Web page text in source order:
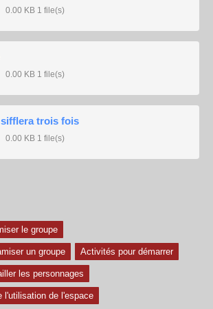
0.00 KB 1 file(s)
0.00 KB 1 file(s)
sifflera trois fois
0.00 KB 1 file(s)
le groupe
un groupe Activités pour démarrer
les personnages
l'utilisation de l'espace